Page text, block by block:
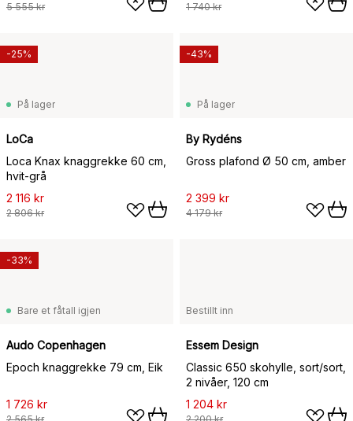
5 555 kr 1 740 kr
På lager
LoCa
Loca Knax knaggrekke 60 cm,
hvit-grå
2 116 kr
2 806 kr
-25%
På lager
By Rydéns
Gross plafond Ø 50 cm, amber
2 399 kr
4 179 kr
-43%
Bare et fåtall igjen
Audo Copenhagen
Epoch knaggrekke 79 cm, Eik
1 726 kr
-33%
Bestillt inn
Essem Design
Classic 650 skohylle, sort/sort,
2 nivåer, 120 cm
1 204 kr